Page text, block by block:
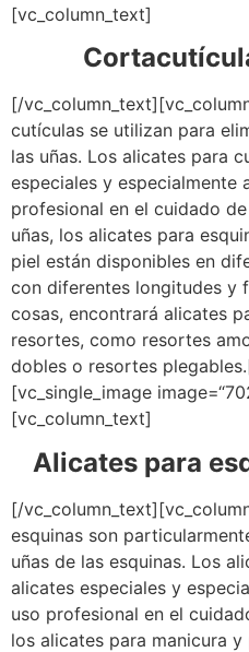
[vc_column_text]
[/
cutículas se utilizan para
las uñas. Los alicates para
especiales y especialmente
profesional en el cuidado
uñas, los alicates para
piel están disponibles en
con diferentes longitudes y
cosas, encontrará alicates
resortes, como resortes
dobles o resortes
[vc_single_image
[vc_column_text]
Alicates para
[/
esquinas son
uñas de las esquinas. Los
alicates especiales y
uso profesional en el
los alicates para manicura